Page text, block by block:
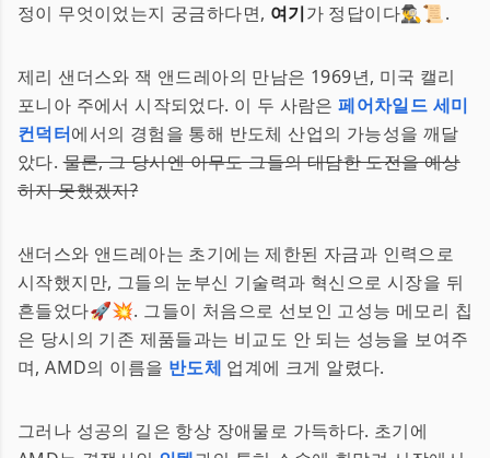
정이 무엇이었는지 궁금하다면, 여기가 정답이다🕵️‍♂️📜.
제리 샌더스와 잭 앤드레아의 만남은 1969년, 미국 캘리
포니아 주에서 시작되었다. 이 두 사람은페어차일드 세미
컨덕터에서의 경험을 통해 반도체 산업의 가능성을 깨달
았다.물론, 그 당시엔 아무도 그들의 대담한 도전을 예상
하지 못했겠지?
샌더스와 앤드레아는 초기에는 제한된 자금과 인력으로
시작했지만, 그들의 눈부신 기술력과 혁신으로 시장을 뒤
흔들었다🚀💥. 그들이 처음으로 선보인 고성능 메모리 칩
은 당시의 기존 제품들과는 비교도 안 되는 성능을 보여주
며, AMD의 이름을 반도체 업계에 크게 알렸다.
그러나 성공의 길은 항상 장애물로 가득하다. 초기에